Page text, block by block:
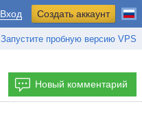
Запустите пробную версию VPS
Вход Создать аккаунт
Новый комментарий